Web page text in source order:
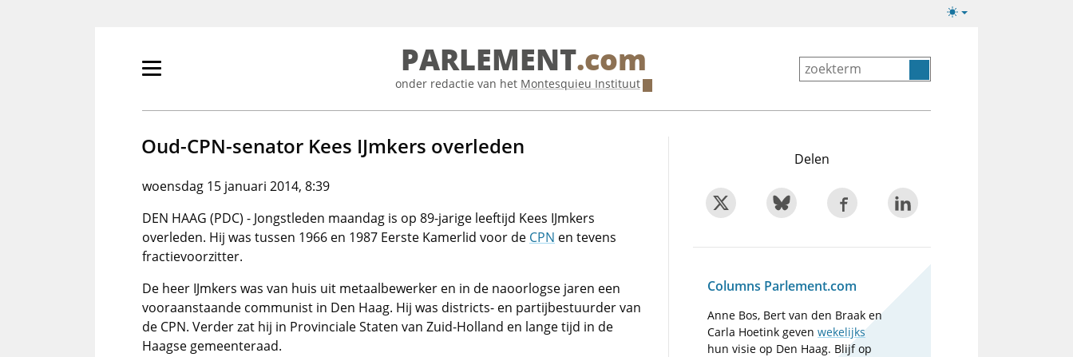
Lichte/donkere
Primair
tonen/verbergen
PARLEMENT.com
onder redactie van het Montesquieu Instituut
Oud-CPN-senator Kees IJmkers overleden
woensdag 15 januari 2014, 8:39
DEN HAAG (PDC) - Jongstleden maandag is op 89-jarige leeftijd Kees IJmkers
overleden. Hij was tussen 1966 en 1987 Eerste Kamerlid voor de CPN en tevens
fractievoorzitter.
De heer IJmkers was van huis uit metaalbewerker en in de naoorlogse jaren een
vooraanstaande communist in Den Haag. Hij was districts- en partijbestuurder van
de CPN. Verder zat hij in Provinciale Staten van Zuid-Holland en lange tijd in de
Haagse gemeenteraad.
Delen
Columns Parlement.com
Anne Bos, Bert van den Braak en
Carla Hoetink gevenwekelijks
hun visie op Den Haag. Blijf op